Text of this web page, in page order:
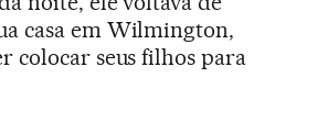
casa em Wilmington,
colocar seus filhos para